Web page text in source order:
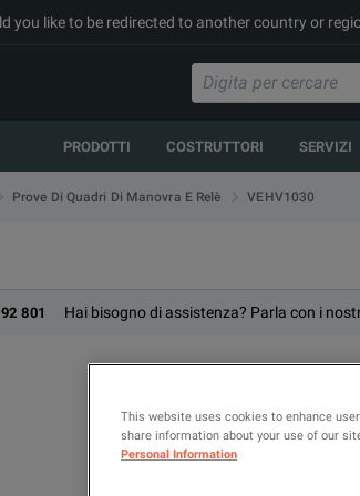
you like to be redirected to another country or
PRODOTTI COSTRUTTORI SERVIZI
Prove Di Quadri Di Manovra E Relè VEHV1030
801 Hai bisogno di assistenza? Parla con i
This website uses cookies to enhance
share information about your use of our
Personal Information